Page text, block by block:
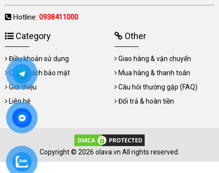
Hotline: 0938411000
Category
Điều khoản sử dụng
Chính sách bảo mật
Giới thiệu
Liên hệ
Other
Giao hàng & vận chuyển
Mua hàng & thanh toán
Câu hỏi thường gặp (FAQ)
Đổi trả & hoàn tiền
Copyright © 2026 olava.vn All rights reserved.